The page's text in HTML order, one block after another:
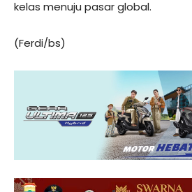
kelas menuju pasar global.
(Ferdi/bs)